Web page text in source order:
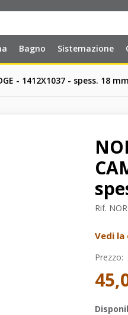
Bagno Sistemazione
- 1412X1037 - spess. 18 mm
Rif.
Vedi la
Prezzo: